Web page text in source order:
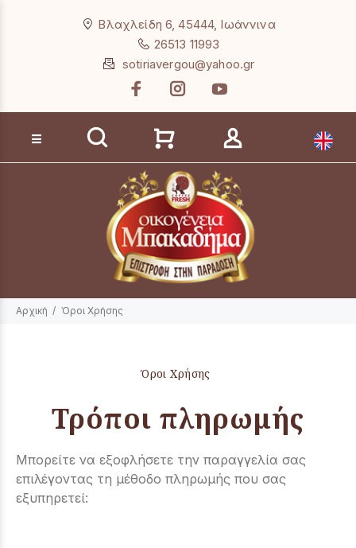
Βλαχλείδη 6, 45444, Ιωάννινα
26513 11993
sotiriavergou@yahoo.gr
Αναζήτηση προϊόντων
Αρχική Όροι Χρήσης
Όροι Χρήσης
Τρόποι πληρωμής
Μπορείτε να εξοφλήσετε την παραγγελία σας
επιλέγοντας τη μέθοδο πληρωμής που σας
εξυπηρετεί: